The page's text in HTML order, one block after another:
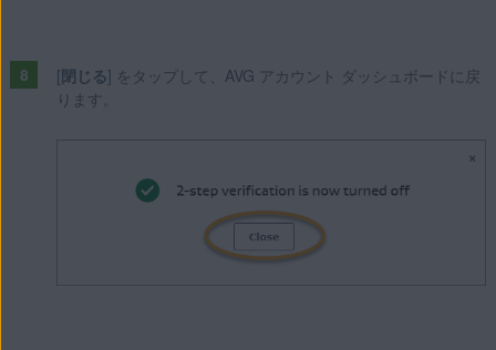
[閉じる] をタップして、AVG アカウント ダッシュボードに戻
ります。